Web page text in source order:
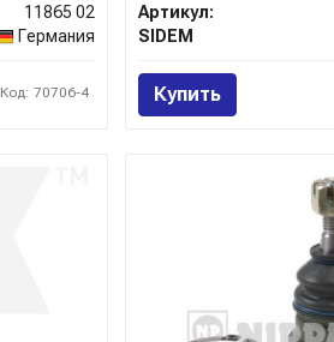
11865 02
Германия
Код: 70706-4
Артикул:
SIDEM
Купить